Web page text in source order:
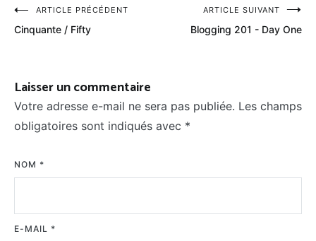
Navigation
de
ARTICLE PRÉCÉDENT
Cinquante / Fifty
ARTICLE SUIVANT
Blogging 201 - Day One
Laisser un commentaire
Votre adresse e-mail ne sera pas publiée. Les champs
obligatoires sont indiqués avec *
NOM *
E-MAIL *